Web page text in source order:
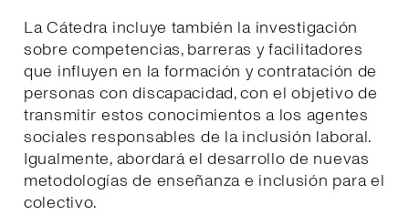
La Cátedra incluye también la investigación
sobre competencias, barreras y facilitadores
que influyen en la formación y contratación de
personas con discapacidad, con el objetivo de
transmitir estos conocimientos a los agentes
sociales responsables de la inclusión laboral.
Igualmente, abordará el desarrollo de nuevas
metodologías de enseñanza e inclusión para el
colectivo.